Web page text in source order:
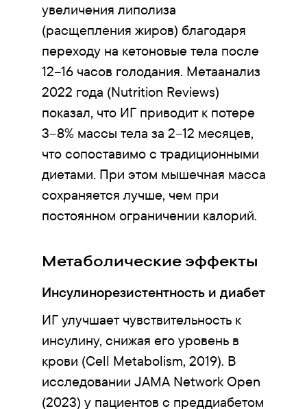
увеличения липолиза
(расщепления жиров) благодаря
переходу на кетоновые тела после
12–16 часов голодания. Метаанализ
2022 года (Nutrition Reviews)
показал, что ИГ приводит к потере
3–8% массы тела за 2–12 месяцев,
что сопоставимо с традиционными
диетами. При этом мышечная масса
сохраняется лучше, чем при
постоянном ограничении калорий.
Метаболические эффекты
Инсулинорезистентность и диабет
ИГ улучшает чувствительность к
инсулину, снижая его уровень в
крови (Cell Metabolism, 2019). В
исследовании JAMA Network Open
(2023) у пациентов с преддиабетом